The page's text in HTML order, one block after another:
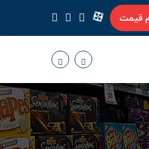
قیمت